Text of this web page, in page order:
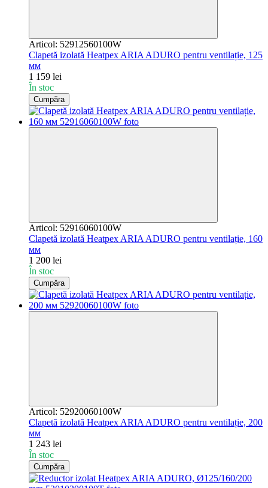
Articol: 52912560100W
Clapetă izolată Heatpex ARIA ADURO pentru ventilație, 125
мм
1 159 lei
În stoc
Cumpăra
Articol: 52916060100W
Clapetă izolată Heatpex ARIA ADURO pentru ventilație, 160
мм
1 200 lei
În stoc
Cumpăra
Articol: 52920060100W
Clapetă izolată Heatpex ARIA ADURO pentru ventilație, 200
мм
1 243 lei
În stoc
Cumpăra